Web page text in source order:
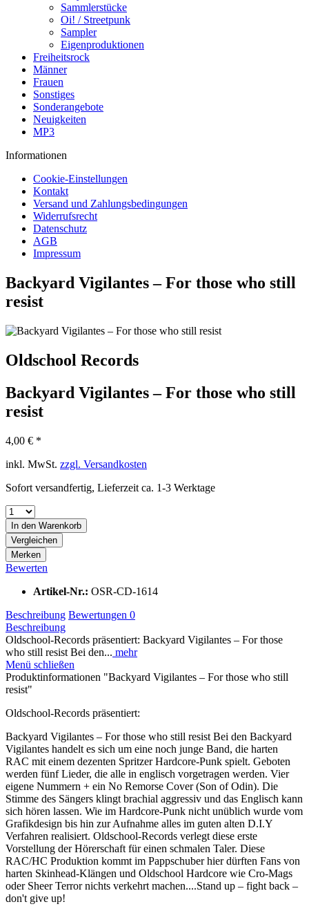
Sammlerstücke
Oi! / Streetpunk
Sampler
Eigenproduktionen
Freiheitsrock
Männer
Frauen
Sonstiges
Sonderangebote
Neuigkeiten
MP3
Informationen
Cookie-Einstellungen
Kontakt
Versand und Zahlungsbedingungen
Widerrufsrecht
Datenschutz
AGB
Impressum
Backyard Vigilantes – For those who still
resist
Oldschool Records
Backyard Vigilantes – For those who still
resist
4,00 € *
inkl. MwSt. zzgl. Versandkosten
Sofort versandfertig, Lieferzeit ca. 1-3 Werktage
In den Warenkorb
Vergleichen
Merken
Bewerten
Artikel-Nr.: OSR-CD-1614
Beschreibung Bewertungen 0
Beschreibung
Oldschool-Records präsentiert: Backyard Vigilantes – For those
who still resist Bei den... mehr
Menü schließen
Produktinformationen "Backyard Vigilantes – For those who still
resist"
Oldschool-Records präsentiert:
Backyard Vigilantes – For those who still resist Bei den Backyard
Vigilantes handelt es sich um eine noch junge Band, die harten
RAC mit einem dezenten Spritzer Hardcore-Punk spielt. Geboten
werden fünf Lieder, die alle in englisch vorgetragen werden. Vier
eigene Nummern + ein No Remorse Cover (Son of Odin). Die
Stimme des Sängers klingt brachial aggressiv und das Englisch kann
sich hören lassen. Wie im Hardcore-Punk nicht unüblich wurde vom
Grafikdesign bis hin zur Aufnahme alles im guten alten D.I.Y
Verfahren realisiert. Oldschool-Records verlegt diese erste
Vorstellung der Hörerschaft für einen schmalen Taler. Diese
RAC/HC Produktion kommt im Pappschuber hier dürften Fans von
harten Skinhead-Klängen und Oldschool Hardcore wie Cro-Mags
oder Sheer Terror nichts verkehrt machen....Stand up – fight back –
don't give up!